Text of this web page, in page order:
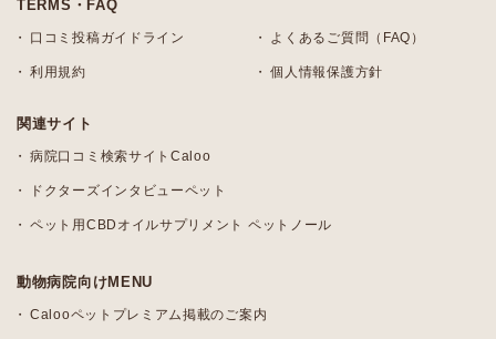
TERMS・FAQ
口コミ投稿ガイドライン よくあるご質問（FAQ）
利用規約 個人情報保護方針
関連サイト
病院口コミ検索サイトCaloo
ドクターズインタビューペット
ペット用CBDオイルサプリメント ペットノール
動物病院向けMENU
Calooペットプレミアム掲載のご案内